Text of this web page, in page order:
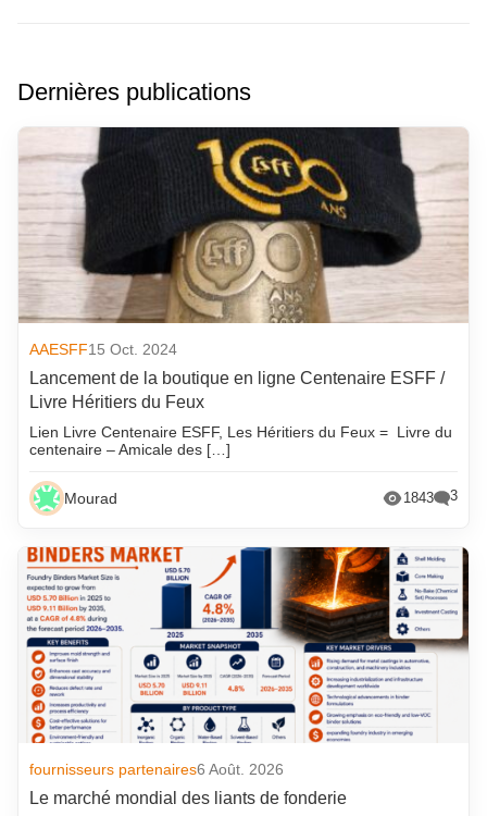
Dernières publications
AAESFF15 Oct. 2024
Lancement de la boutique en ligne Centenaire ESFF /
Livre Héritiers du Feux
Lien Livre Centenaire ESFF, Les Héritiers du Feux = Livre du
centenaire – Amicale des […]
Mourad 1843 3
fournisseurs partenaires6 Août. 2026
Le marché mondial des liants de fonderie